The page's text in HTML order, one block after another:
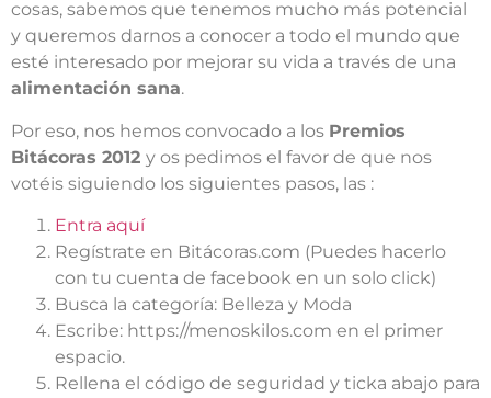
cosas, sabemos que tenemos mucho más potencial
y queremos darnos a conocer a todo el mundo que
esté interesado por mejorar su vida a través de una
alimentación sana.
Por eso, nos hemos convocado a los Premios
Bitácoras 2012 y os pedimos el favor de que nos
votéis siguiendo los siguientes pasos, las :
Entra aquí
Regístrate en Bitácoras.com (Puedes hacerlo
con tu cuenta de facebook en un solo click)
Busca la categoría: Belleza y Moda
Escribe: https://menoskilos.com en el primer
espacio.
Rellena el código de seguridad y ticka abajo para